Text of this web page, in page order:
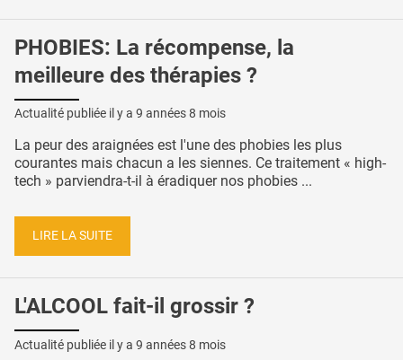
PHOBIES: La récompense, la
meilleure des thérapies ?
Actualité publiée il y a 9 années 8 mois
La peur des araignées est l'une des phobies les plus
courantes mais chacun a les siennes. Ce traitement « high-
tech » parviendra-t-il à éradiquer nos phobies ...
LIRE LA SUITE
L'ALCOOL fait-il grossir ?
Actualité publiée il y a 9 années 8 mois